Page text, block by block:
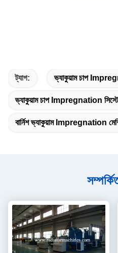
ট্যাগ: ভ্যাকুয়াম চাপ
ভ্যাকুয়াম চাপ Impregnation
বার্নিশ ভ্যাকুয়াম Impregnation